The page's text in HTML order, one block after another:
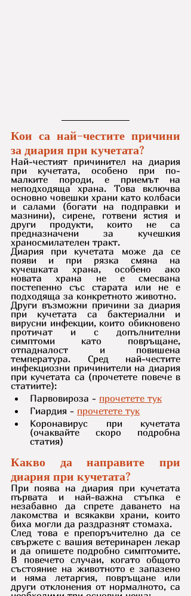
Кои са най-честите причини
за диария при кучетата?
Най-честият причинител на диария
при кучетата, особено при по-
малките породи, е приемът на
неподходяща храна. Това включва
основно човешки храни като колбаси
и салами (богати на подправки и
мазнини), сирене, готвени ястия и
други продукти, които не са
предназначени за кучешкия
храносмилателен тракт.
Диария при кучетата може да се
появи и при рязка смяна на
кучешката храна, особено ако
новата храна не е смесвана
постепенно със старата или не е
подходяща за конкретното животно.
Други възможни причини за диария
при кучетата са бактериални и
вирусни инфекции, които обикновено
протичат и с допълнителни
симптоми като повръщане,
отпадналост и повишена
температура. Сред най-честите
инфекциозни причинители на диария
при кучетата са (прочетете повече в
статиите):
Парвовироза - прочетете тук
Гиардия - прочетете тук
Коронавирус при кучетата
(очаквайте скоро подробна
статия)
Какво да направите при
диария при кучетата?
При поява на диария при кучетата
първата и най-важна стъпка е
незабавно да спрете даването на
лакомства и всякакви храни, които
биха могли да раздразнят стомаха.
След това е препоръчително да се
свържете с вашия ветеринарен лекар
и да опишете подробно симптомите.
В повечето случаи, когато общото
състояние на животното е запазено
и няма летаргия, повръщане или
други отклонения от нормалното, са